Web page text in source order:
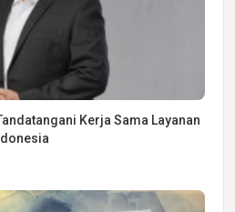
Kerja Sama Layanan